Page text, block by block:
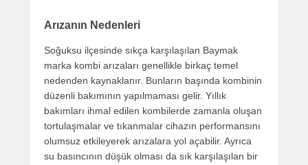
Arızanın Nedenleri
Soğuksu ilçesinde sıkça karşılaşılan Baymak
marka kombi arızaları genellikle birkaç temel
nedenden kaynaklanır. Bunların başında kombinin
düzenli bakımının yapılmaması gelir. Yıllık
bakımları ihmal edilen kombilerde zamanla oluşan
tortulaşmalar ve tıkanmalar cihazın performansını
olumsuz etkileyerek arızalara yol açabilir. Ayrıca
su basıncının düşük olması da sık karşılaşılan bir